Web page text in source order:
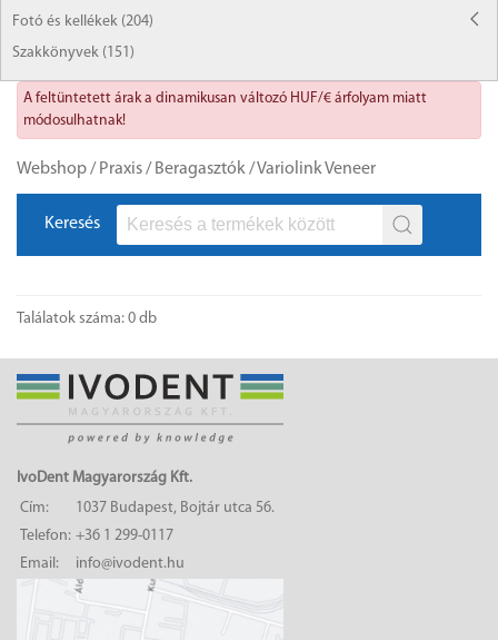
Fotó és kellékek (204)
Szakkönyvek (151)
A feltüntetett árak a dinamikusan változó HUF/€ árfolyam miatt
módosulhatnak!
Webshop/ Praxis/ Beragasztók/Variolink Veneer
Keresés
Találatok száma: 0 db
IvoDent Magyarország Kft.
Cím:
1037 Budapest, Bojtár utca 56.
Telefon: +36 1 299-0117
Email:
info@ivodent.hu